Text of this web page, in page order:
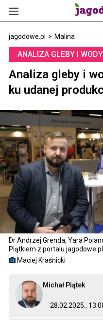
jagodowe.pl > Malina
Dr Andrzej Grenda, Yara
Piątkiem z portalu jagodowe.pl
Maciej Kraśnicki
ANALIZA GLEBY I WODY
Analiza gleby i
ku udanej
28.02.2025.,
Michał Piątek